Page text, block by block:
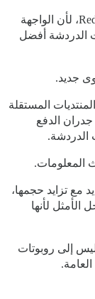
أتفهم أن عددًا أقل من الأشخاص سيهتمون بـ Reddit، لأن الواجهة
الدردشة أفضل
جديد.
المستقلة
الدفع
الدردشة.
المعلومات.
مع تزايد حجمها،
لأنها
إلى روبوتات